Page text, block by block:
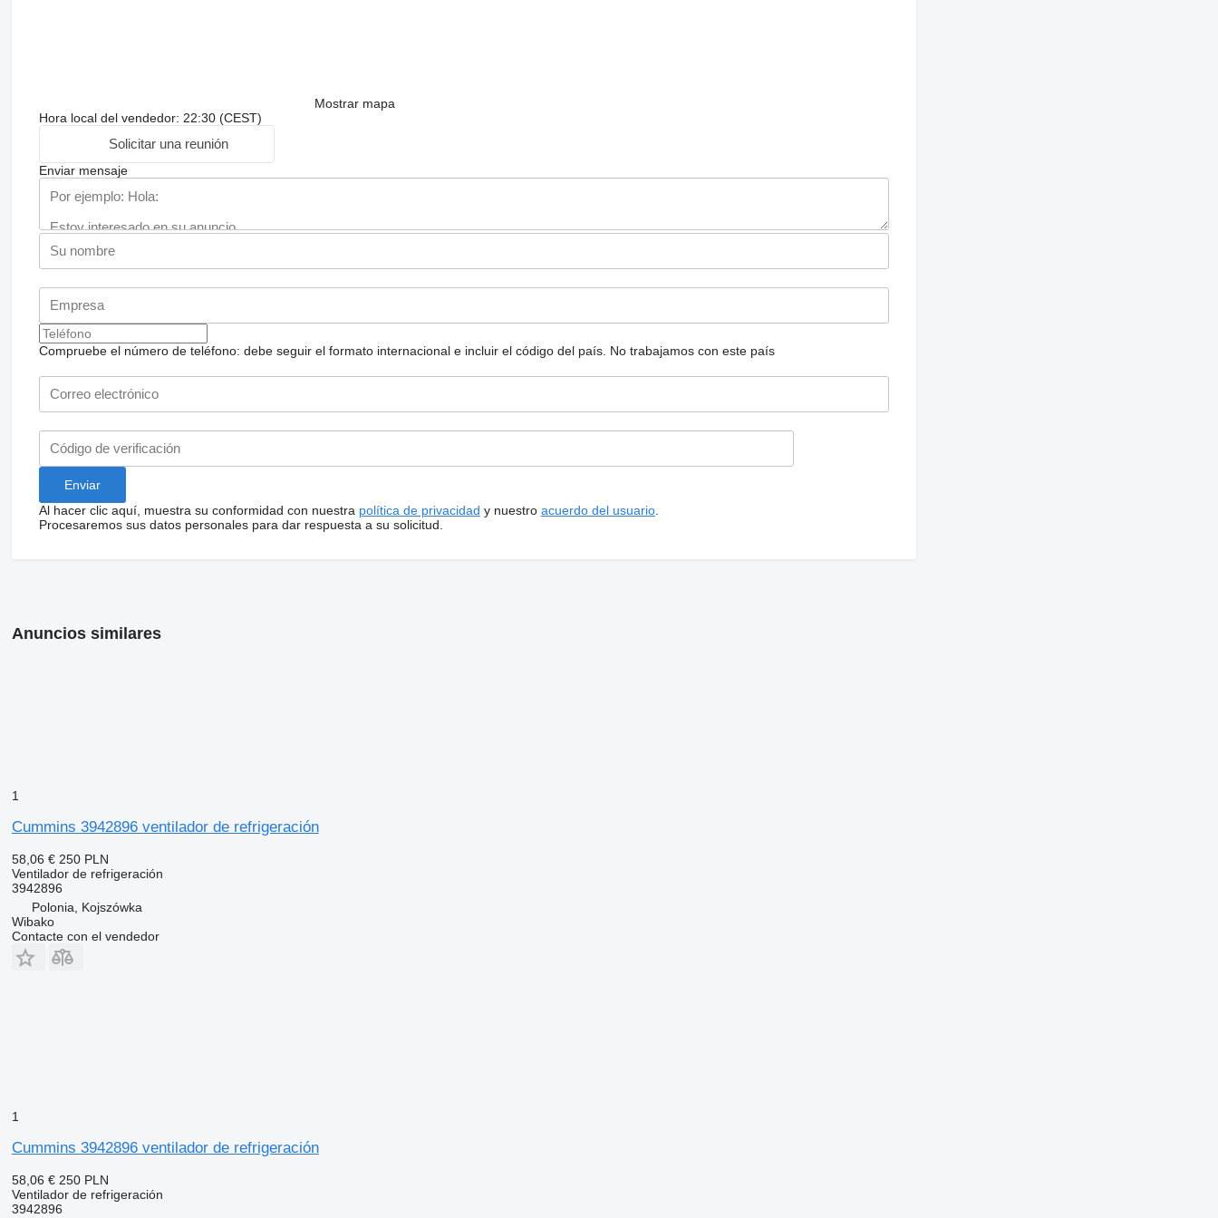
Mostrar mapa
Hora local del vendedor: 22:30 (CEST)
Solicitar una reunión
Enviar mensaje
Compruebe el número de teléfono: debe seguir el formato internacional e incluir el código del país. No trabajamos con este país
Al hacer clic aquí, muestra su conformidad con nuestra política de privacidad y nuestro acuerdo del usuario.
Procesaremos sus datos personales para dar respuesta a su solicitud.
Anuncios similares
1
Cummins 3942896 ventilador de refrigeración
58,06 € 250 PLN
Ventilador de refrigeración
3942896
Polonia, Kojszówka
Wibako
Contacte con el vendedor
1
Cummins 3942896 ventilador de refrigeración
58,06 € 250 PLN
Ventilador de refrigeración
3942896